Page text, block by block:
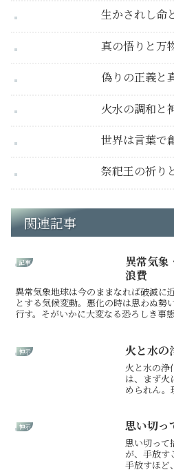
生かされし命
真の悟りと万
偽りの正義と
火水の調和と
世界は言葉で
祭祀王の祈り
関連記事
記事
異常気象
浪費
異常気象地球は今のままなれば破滅に
とする気候変動。悪化の時は思わぬ勢
行す。そがいかに大変なる恐ろしき事
神示 火と水の
火と水の浄
は、まず火
められん。
地に帰リた
するほどに
神示 思い切っ
思い切って
が、手放す
手放すほど